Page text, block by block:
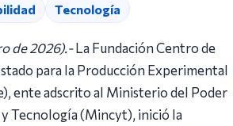
Tecnología
de 2026).-La Fundación Centro de
para la Producción Experimental
ente adscrito al Ministerio del Poder
y Tecnología (Mincyt), inició la